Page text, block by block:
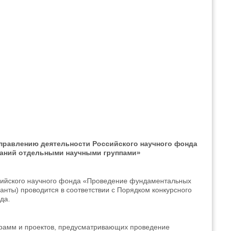
деятельности Российского научного фонда
отдельными научными группами»
научного фонда «Проведение фундаментальных
проводится в соответствии с Порядком конкурсного
и проектов, предусматривающих проведение